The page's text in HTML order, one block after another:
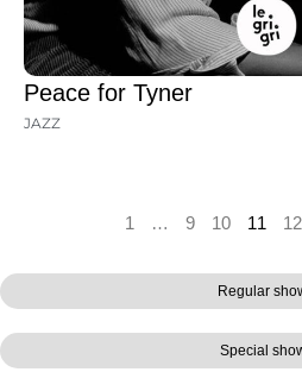
Regular
Special
Peace for Tyner
JAZZ
1 … 9 10 11 12